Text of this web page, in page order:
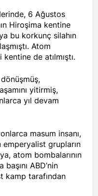
Genel Başkan
katıldı.
Ercan İlgin,
Yazar Ümit
Dr. Aziz Yağan ve
Küçük ülkede
gelişen son
tanınması
1 EYLÜL
GÜNÜ KUTLU
Özgürlükler Partisi-
Urfa ili SİVEREK
yapıldı.
Heyeti, Hewler’de
temsilciliğini
etti
PAR Heyeti
ENKS ile
Heyeti Hewler’de
ile görüştü
Heyeti 25 ağustos
Hewler’de KDP
ile görüştü
Başkanlık Kurulu;
HAK VE
ASLA
6 Ağustos
Hiroşima kentine
bu korkunç silahın
Atom
de atılmıştı.
yitirmiş,
yıl devam
masum insanı,
grupların
atom bombalarının
ABD’nin
kamp tarafından